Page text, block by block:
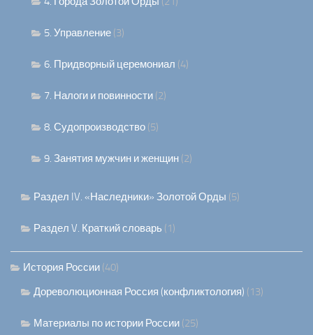
5. Управление (3)
6. Придворный церемониал (4)
7. Налоги и повинности (2)
8. Судопроизводство (5)
9. Занятия мужчин и женщин (2)
Раздел IV. «Наследники» Золотой Орды (5)
Раздел V. Краткий словарь (1)
История России (40)
Дореволюционная Россия (конфликтология) (13)
Материалы по истории России (25)